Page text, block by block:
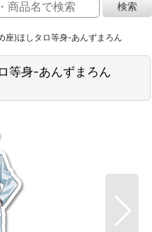
座)ほしタロ等身-あんずまろん
等身-あんずまろん